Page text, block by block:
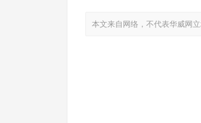
本文来自网络，不代表华威网